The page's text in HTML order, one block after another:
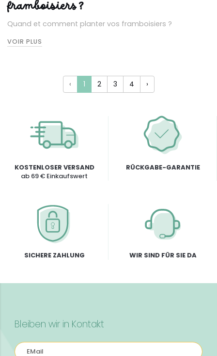
framboisiers ?
Quand et comment planter vos framboisiers ?
VOIR PLUS
‹ 1 2 3 4 ›
KOSTENLOSER VERSAND
ab 69 € Einkaufswert
RÜCKGABE-GARANTIE
SICHERE ZAHLUNG WIR SIND FÜR SIE DA
Bleiben wir in Kontakt